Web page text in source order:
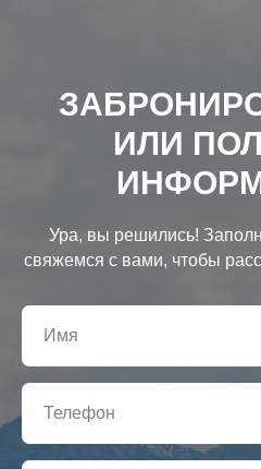
ИЛИ
Ура, вы решились!
свяжемся с вами, чтобы